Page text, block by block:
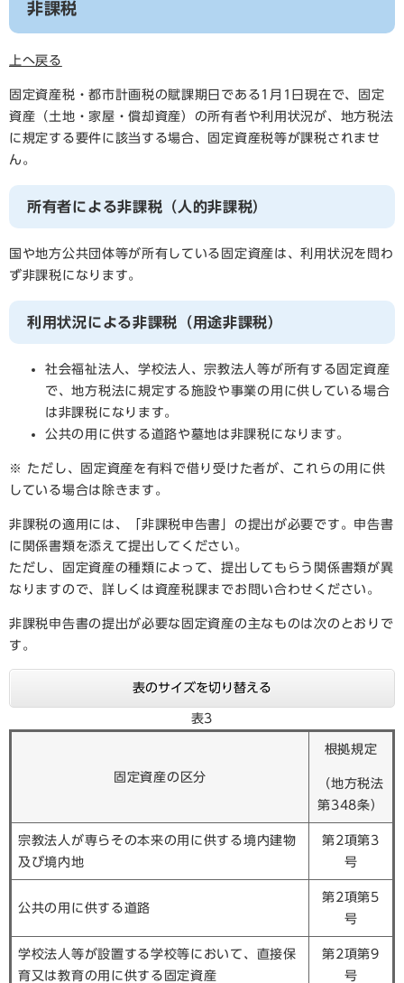
非課税
上へ戻る
固定資産税・都市計画税の賦課期日である1月1日現在で、固定
資産（土地・家屋・償却資産）の所有者や利用状況が、地方税法
に規定する要件に該当する場合、固定資産税等が課税されませ
ん。
所有者による非課税（人的非課税）
国や地方公共団体等が所有している固定資産は、利用状況を問わ
ず非課税になります。
利用状況による非課税（用途非課税）
社会福祉法人、学校法人、宗教法人等が所有する固定資産
で、地方税法に規定する施設や事業の用に供している場合
は非課税になります。
公共の用に供する道路や墓地は非課税になります。
※ ただし、固定資産を有料で借り受けた者が、これらの用に供
している場合は除きます。
非課税の適用には、「非課税申告書」の提出が必要です。申告書
に関係書類を添えて提出してください。
ただし、固定資産の種類によって、提出してもらう関係書類が異
なりますので、詳しくは資産税課までお問い合わせください。
非課税申告書の提出が必要な固定資産の主なものは次のとおりで
す。
表のサイズを切り替える
表3
固定資産の区分
根拠規定
（地方税法
第348条）
宗教法人が専らその本来の用に供する境内建物
及び境内地
第2項第3
号
公共の用に供する道路
第2項第5
号
学校法人等が設置する学校等において、直接保
育又は教育の用に供する固定資産
第2項第9
号